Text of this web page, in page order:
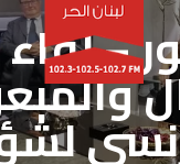
خاص لبنان الحر
–